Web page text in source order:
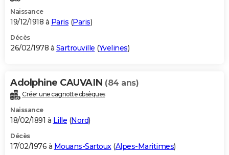
Naissance
19/12/1918 à Paris (Paris)
Décès
26/02/1978 à Sartrouville (Yvelines)
Adolphine CAUVAIN (84 ans)
Créer une cagnotte obsèques
Naissance
18/02/1891 à Lille (Nord)
Décès
17/02/1976 à Mouans-Sartoux (Alpes-Maritimes)